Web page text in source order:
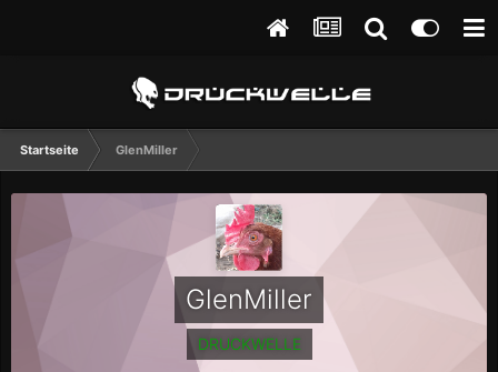
Startseite GlenMiller
GlenMiller
DRUCKWELLE